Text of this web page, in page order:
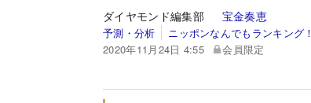
ダイヤモンド編集部 宝金奏恵
予測・分析
ニッポンなんでもランキング！
2020年11月24日 4:55
会員限定